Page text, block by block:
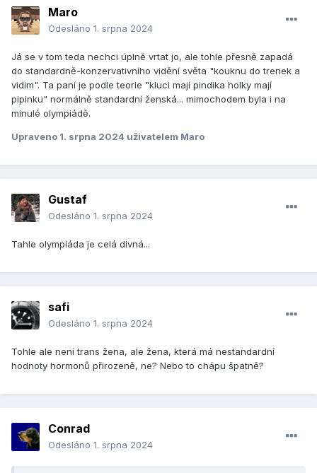
Maro
Odesláno 1. srpna 2024
Já se v tom teda nechci úplně vrtat jo, ale tohle přesně zapadá
do standardně-konzervativního vidění světa "kouknu do trenek a
vidim". Ta paní je podle teorie "kluci mají pindika holky mají
pipinku" normálně standardní ženská... mimochodem byla i na
minulé olympiádě.
Upraveno 1. srpna 2024 uživatelem Maro
Gustaf
Odesláno 1. srpna 2024
Tahle olympiáda je celá divná...
safi
Odesláno 1. srpna 2024
Tohle ale není trans žena, ale žena, která má nestandardní
hodnoty hormonů přirozeně, ne? Nebo to chápu špatně?
Conrad
Odesláno 1. srpna 2024